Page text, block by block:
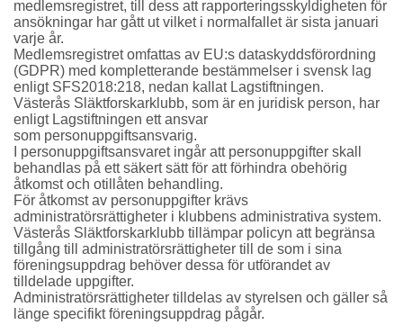
medlemsregistret, till dess att rapporteringsskyldigheten för
ansökningar har gått ut vilket i normalfallet är sista januari
varje år.
Medlemsregistret omfattas av EU:s dataskyddsförordning
(GDPR) med kompletterande bestämmelser i svensk lag
enligt SFS2018:218, nedan kallat Lagstiftningen.
Västerås Släktforskarklubb, som är en juridisk person, har
enligt Lagstiftningen ett ansvar
som personuppgiftsansvarig.
I personuppgiftsansvaret ingår att personuppgifter skall
behandlas på ett säkert sätt för att förhindra obehörig
åtkomst och otillåten behandling.
För åtkomst av personuppgifter krävs
administratörsrättigheter i klubbens administrativa system.
Västerås Släktforskarklubb tillämpar policyn att begränsa
tillgång till administratörsrättigheter till de som i sina
föreningsuppdrag behöver dessa för utförandet av
tilldelade uppgifter.
Administratörsrättigheter tilldelas av styrelsen och gäller så
länge specifikt föreningsuppdrag pågår.